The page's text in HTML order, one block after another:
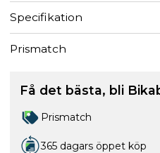
Specifikation
Prismatch
Få det bästa, bli
Prismatch
365 dagars öppet köp